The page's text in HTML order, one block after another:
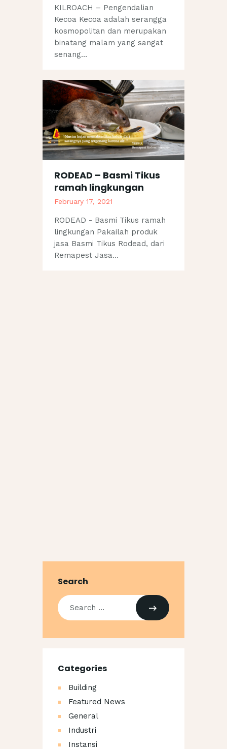
KILROACH – Pengendalian
Kecoa Kecoa adalah serangga
kosmopolitan dan merupakan
binatang malam yang sangat
senang…
RODEAD – Basmi Tikus
ramah lingkungan​
February 17, 2021
RODEAD - Basmi Tikus ramah
lingkungan Pakailah produk
jasa Basmi Tikus Rodead, dari
Remapest Jasa…
Search
Categories
Building
Featured News
General
Industri
Instansi